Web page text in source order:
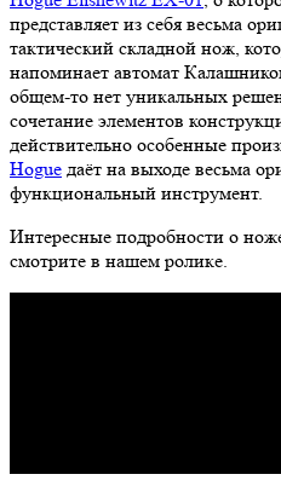
представляет из себя весьма
тактический складной нож,
напоминает автомат
общем-то нет уникальных
сочетание элементов
действительно особенные
Hogue даёт на выходе весьма
функциональный инструмент.
Интересные подробности о
смотрите в нашем ролике.